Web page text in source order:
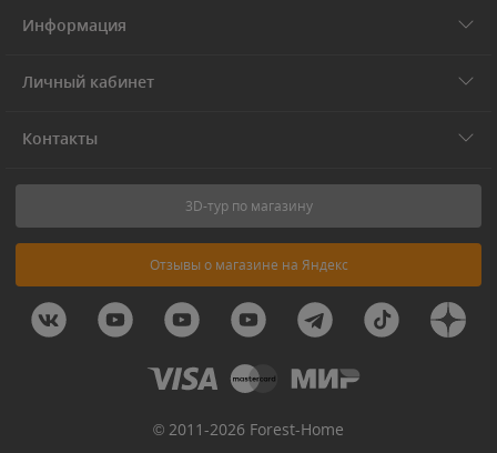
Информация
Личный кабинет
Контакты
3D-тур по магазину
Отзывы о магазине на Яндекс
© 2011-2026 Forest-Home